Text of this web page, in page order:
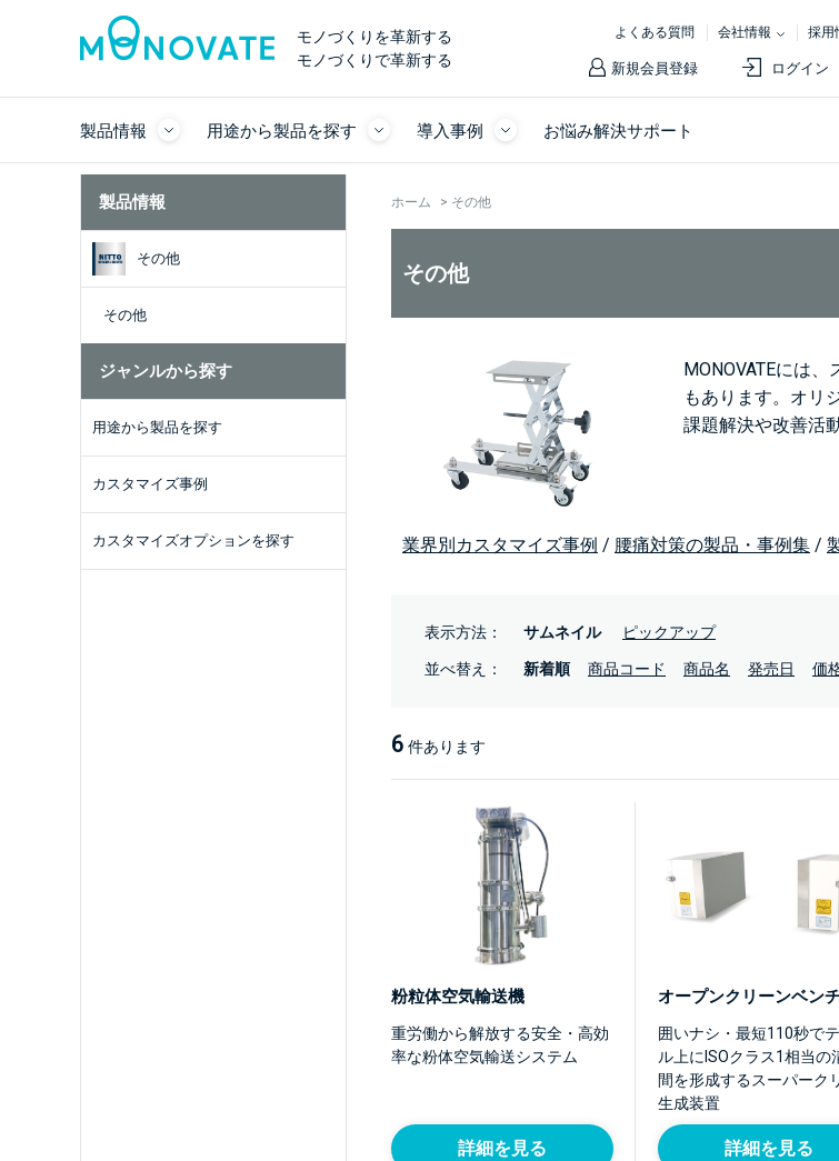
モノづくりを革新する
モノづくりで革新する
よくある質問 会社情報 採用
新規会員登録 ログイン
製品情報 用途から製品を探す 導入事例 お悩み解決サポート
製品情報
その他
その他
ジャンルから探す
用途から製品を探す
カスタマイズ事例
カスタマイズオプションを探す
ホーム > その他
その他
MONOVATEには
もあります。オリ
課題解決や改善活
業界別カスタマイズ事例 / 腰痛対策の製品・事例集 /
表示方法： サムネイル ピックアップ
並べ替え： 新着順 商品コード 商品名 発売日 価
6 件あります
粉粒体空気輸送機
重労働から解放する安全・高効
率な粉体空気輸送システム
詳細を見る
オープンクリーンベン
囲いナシ・最短110秒で
ル上にISOクラス1相当の
間を形成するスーパーク
生成装置
詳細を見る